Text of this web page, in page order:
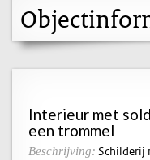
Interieur met
een trommel
Beschrijving: Schilderij